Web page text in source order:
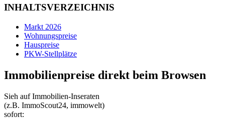
INHALTSVERZEICHNIS
Markt 2026
Wohnungspreise
Hauspreise
PKW-Stellplätze
Immobilienpreise direkt beim Browsen
Sieh auf Immobilien‑Inseraten
(z.B. ImmoScout24, immowelt)
sofort: